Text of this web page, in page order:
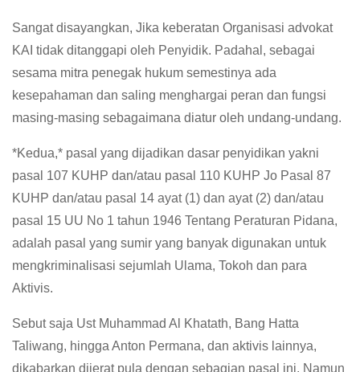
Sangat disayangkan, Jika keberatan Organisasi advokat
KAI tidak ditanggapi oleh Penyidik. Padahal, sebagai
sesama mitra penegak hukum semestinya ada
kesepahaman dan saling menghargai peran dan fungsi
masing-masing sebagaimana diatur oleh undang-undang.
*Kedua,* pasal yang dijadikan dasar penyidikan yakni
pasal 107 KUHP dan/atau pasal 110 KUHP Jo Pasal 87
KUHP dan/atau pasal 14 ayat (1) dan ayat (2) dan/atau
pasal 15 UU No 1 tahun 1946 Tentang Peraturan Pidana,
adalah pasal yang sumir yang banyak digunakan untuk
mengkriminalisasi sejumlah Ulama, Tokoh dan para
Aktivis.
Sebut saja Ust Muhammad Al Khatath, Bang Hatta
Taliwang, hingga Anton Permana, dan aktivis lainnya,
dikabarkan dijerat pula dengan sebagian pasal ini. Namun